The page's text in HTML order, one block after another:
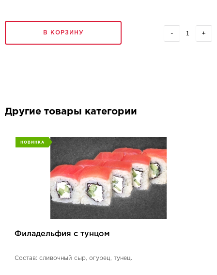
В КОРЗИНУ - +
Другие товары категории
НОВИНКА
Филадельфия с тунцом
Состав: сливочный сыр, огурец, тунец.